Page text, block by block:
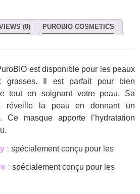
(0) PUROBIO COSMETICS
est disponible pour les peaux
grasses. Il est parfait pour bien
tout en soignant votre peau. Sa
réveille la peau en donnant un
Ce masque apporte l’hydratation
: spécialement conçu pour les
: spécialement conçu pour les